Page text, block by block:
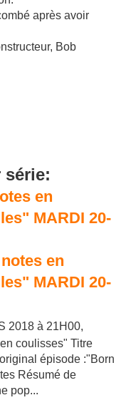
après avoir
Bob
série:
en
MARDI 20-
2018 à 21H00,
coulisses" Titre
épisode :"Born
Résumé de
pop...